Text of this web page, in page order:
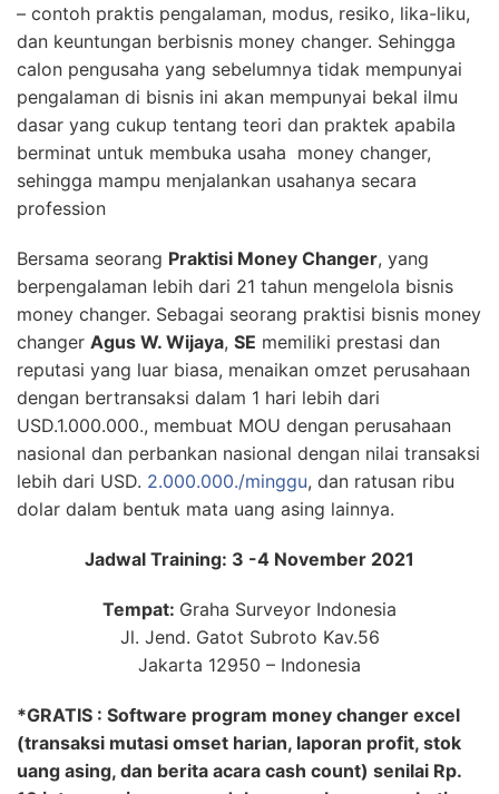
– contoh praktis pengalaman, modus, resiko, lika-liku,
dan keuntungan berbisnis money changer. Sehingga
calon pengusaha yang sebelumnya tidak mempunyai
pengalaman di bisnis ini akan mempunyai bekal ilmu
dasar yang cukup tentang teori dan praktek apabila
berminat untuk membuka usaha money changer,
sehingga mampu menjalankan usahanya secara
profession
Bersama seorang Praktisi Money Changer, yang
berpengalaman lebih dari 21 tahun mengelola bisnis
money changer. Sebagai seorang praktisi bisnis money
changer Agus W. Wijaya, SE memiliki prestasi dan
reputasi yang luar biasa, menaikan omzet perusahaan
dengan bertransaksi dalam 1 hari lebih dari
USD.1.000.000., membuat MOU dengan perusahaan
nasional dan perbankan nasional dengan nilai transaksi
lebih dari USD. 2.000.000./minggu, dan ratusan ribu
dolar dalam bentuk mata uang asing lainnya.
Jadwal Training: 3 -4 November 2021
Tempat: Graha Surveyor Indonesia
Jl. Jend. Gatot Subroto Kav.56
Jakarta 12950 – Indonesia
*GRATIS : Software program money changer excel
(transaksi mutasi omset harian, laporan profit, stok
uang asing, dan berita acara cash count) senilai Rp.